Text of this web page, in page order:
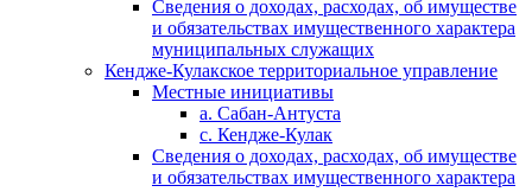
Сведения о доходах, расходах, об имуществе
и обязательствах имущественного характера
муниципальных служащих
Кендже-Кулакское территориальное управление
Местные инициативы
а. Сабан-Антуста
с. Кендже-Кулак
Сведения о доходах, расходах, об имуществе
и обязательствах имущественного характера